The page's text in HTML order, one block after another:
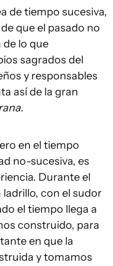
de tiempo sucesiva,
que el pasado no
lo que
sagrados del
y responsables
así de la gran
.
en el tiempo
no-sucesiva, es
Durante el
con el sudor
el tiempo llega a
construido, para
en que la
y tomamos